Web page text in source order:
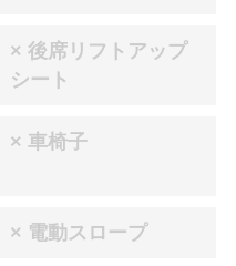
× 後席リフトアップ
シート
× 車椅子
× 電動スロープ